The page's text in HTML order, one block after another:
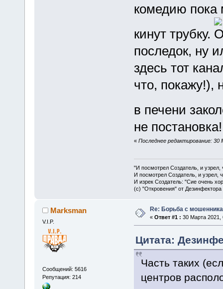
комедию пока
кинут трубку.
последок, ну
здесь тот
что, покажу!),
в печени
не постановка!
« Последнее редактирование:
"И посмотрел Создатель, и
И посмотрел Создатель, и узрел,
И изрек Создатель: "Сие очень
(с) "Откровения" от Дезинфектора
Marksman
V.I.P.
Сообщений: 5616
Репутация: 214
Re: Борьба с
« Ответ #1 : 30 Марта 2021,
Цитата:
Часть таких
центров